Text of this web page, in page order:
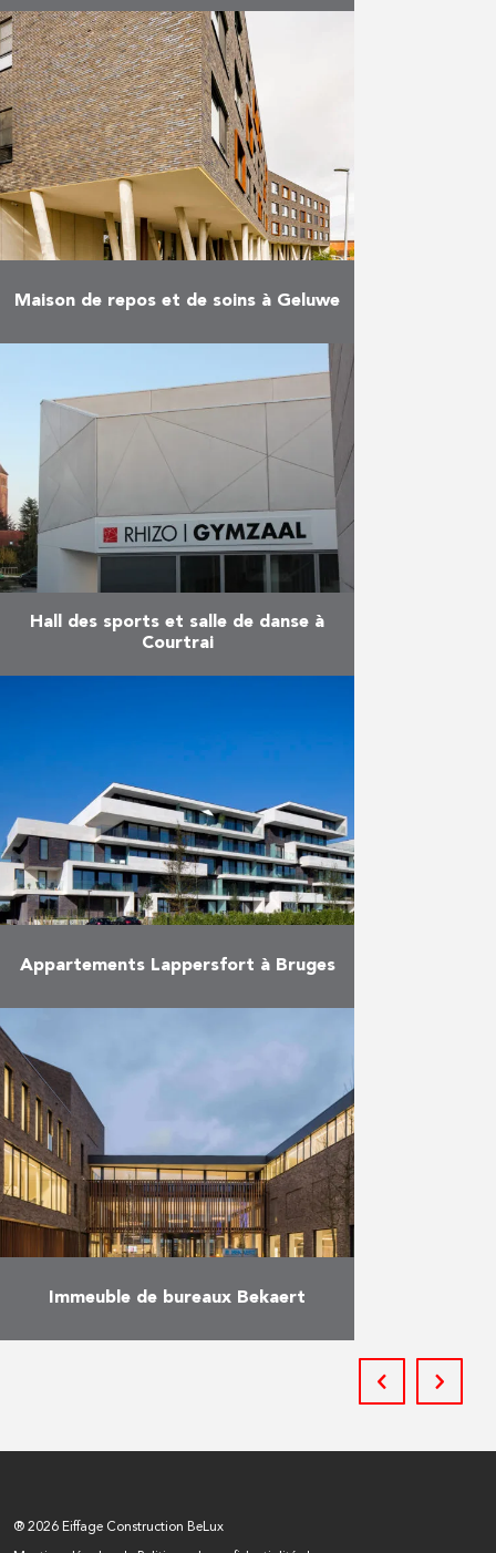
La première phase du campus
d’entreprise O’Forty à Oostkamp
a été réceptionné en octobre
2020. AB et Vuylsteke étaient
communément responsables de
l’exécution des travaux …
En savoir plus
Maison de repos et de soins à Geluwe
la maison de repos et de soins
dans le centre de Geluwe ont été
finalisés en quatre phases. Les …
Hall des sports et salle de danse à
Courtrai
sports pour le RHIZO, le groupe
d’écoles catholiques de Courtrai.
Ce nouveau …
En savoir plus
Appartements Lappersfort à Bruges
commerciaux, 54 garages
souterrains et 19 places de
stationnement. Tous les
appartements disposent de
grandes terrasses et …
En savoir plus
Immeuble de bureaux Bekaert
® 2026 Eiffage Construction BeLux